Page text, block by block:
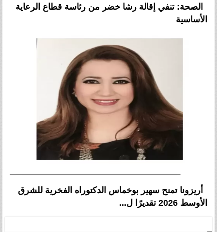
الصحة: تنفي إقالة رشا خضر من رئاسة قطاع الرعاية
الأساسية
أريزونا تمنح سهير بوخماس الدكتوراه الفخرية للشرق
الأوسط 2026 تقديرًا ل...